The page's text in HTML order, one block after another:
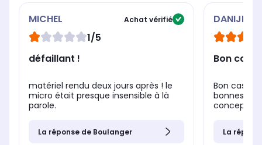
MICHEL Achat vérifié
1/5
défaillant !
matériel rendu deux jours après ! le
micro était presque insensible à là
parole.
La réponse de Boulanger
DANIJELA
Bon
Bon
bonnes
La